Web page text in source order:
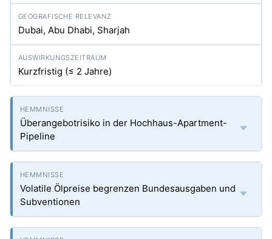
Dubai, Abu Dhabi, Sharjah
Kurzfristig (≤ 2 Jahre)
Überangebotrisiko in der Hochhaus-Apartment-
Pipeline
Volatile Ölpreise begrenzen Bundesausgaben und
Subventionen